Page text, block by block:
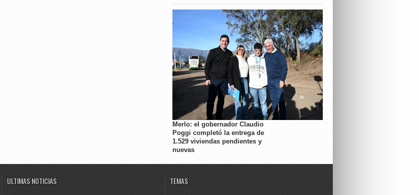
Merlo: el gobernador Claudio
Poggi completó la entrega de
1.529 viviendas pendientes y
nuevas
ULTIMAS NOTICIAS TEMAS